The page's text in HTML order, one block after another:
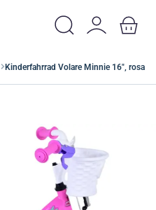
Kinderfahrrad Volare Minnie 16", rosa